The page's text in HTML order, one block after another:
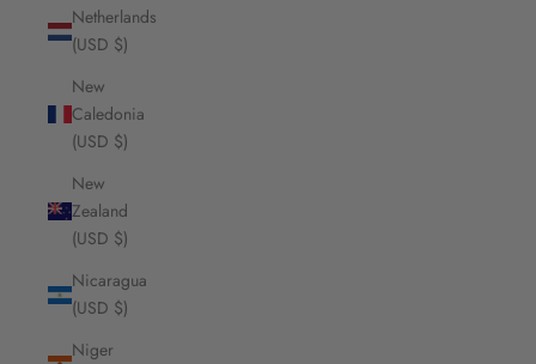
Netherlands
(USD $)
New
Caledonia
(USD $)
New
Zealand
(USD $)
Nicaragua
(USD $)
Niger